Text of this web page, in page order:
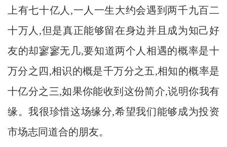
i
n
上有七十亿人,一人一生大约会遇到两千九百二
十万人,但是真正能够留在身边并且成为知己好
友的却寥寥无几,要知道两个人相遇的概率是十
万分之四,相识的概是千万分之五,相知的概率是
十亿分之三,如果你能收到这份简介,说明你我有
缘。我很珍惜这场缘分,希望我们能够成为投资
市场志同道合的朋友。